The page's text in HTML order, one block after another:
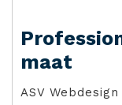
maat
ASV